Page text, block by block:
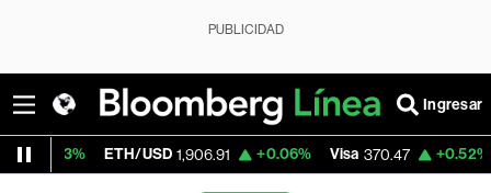
PUBLICIDAD
Ingresar
ETH/USD 1,906.91 +0.06% Visa 370.47 +0.52%